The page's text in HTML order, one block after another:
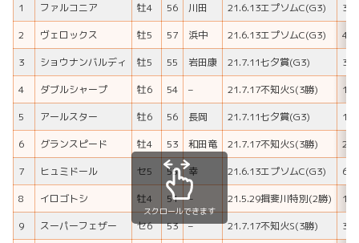
1
ファルコニア 牡4 56 川田 21.6.13エプソムC(G3)
3
2
ヴェロックス 牡5 57 浜中 21.6.13エプソムC(G3)
4
3
ショウナンバルディ 牡5 55 岩田康 21.7.11七夕賞(G3)
3
4
ダブルシャープ 牡6 54 – 21.7.17不知火S(3勝)
1
5
アールスター 牡6 56 長岡 21.7.11七夕賞(G3)
11
6
グランスピード 牡4 53 和田竜 21.7.17不知火S(3勝)
2
7
ヒュミドール セ5 55 幸 21.6.13エプソムC(G3)
6
8
イロゴトシ 牡4 51 – 21.5.29揖斐川特別(2勝)
1
9
スーパーフェザー セ6 53 – 21.7.17不知火S(3勝)
3
スクロールできます